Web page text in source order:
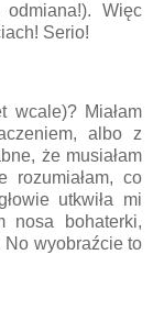
Więc
Serio!
wcale)? Miałam
albo z
że musiałam
co
utkwiła mi
nosa bohaterki,
No wyobraźcie to